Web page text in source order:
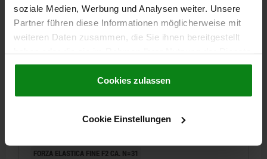
soziale Medien, Werbung und Analysen weiter. Unsere
Partner führen diese Informationen möglicherweise mit
weiteren Daten zusammen, die Sie ihnen bereitgestellt
gesammelt haben.Cookie Richtlinien
Datenschutz|AGB
Cookies zulassen
Cookie Einstellungen
FILETTATURA=M10 LUNGHEZZA=22 D1=4 CORSA=3
FORZA ELASTICA FINE F2 CA. N=31